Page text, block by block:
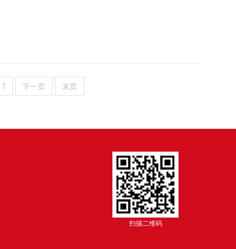
7 下一页 末页
扫描二维码